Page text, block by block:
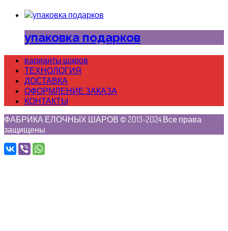
упаковка подарков
варианты шаров
ТЕХНОЛОГИЯ
ДОСТАВКА
ОФОРМЛЕНИЕ ЗАКАЗА
КОНТАКТЫ
ФАБРИКА ЕЛОЧНЫХ ШАРОВ © 2013-2024 Все права
защищены.